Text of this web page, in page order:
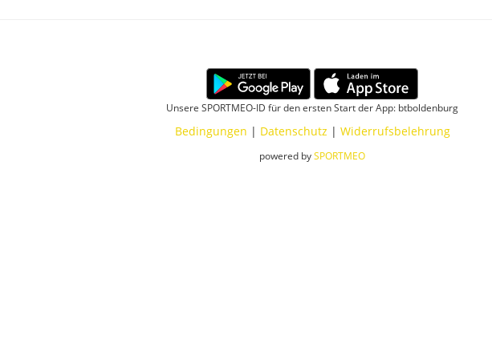
Unsere SPORTMEO-ID für den ersten Start der App: btboldenburg
Bedingungen | Datenschutz | Widerrufsbelehrung
powered bySPORTMEO